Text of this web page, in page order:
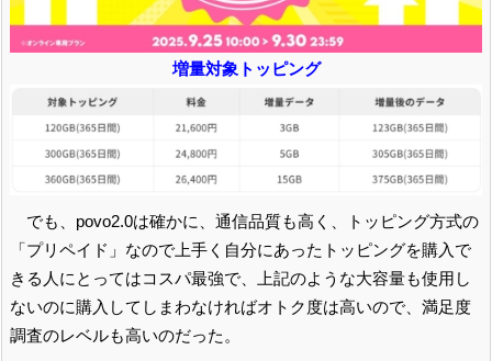
増量対象トッピング
でも、povo2.0は確かに、通信品質も高く、トッピング方式の
「プリペイド」なので上手く自分にあったトッピングを購入で
きる人にとってはコスパ最強で、上記のような大容量も使用し
ないのに購入してしまわなければオトク度は高いので、満足度
調査のレベルも高いのだった。